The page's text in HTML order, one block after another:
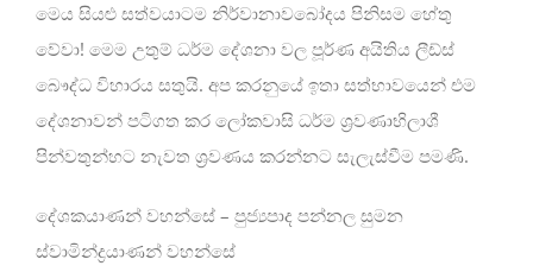
මෙය සියළු සත්වයාටම නිර්වානාවබෝදය පිනිසම හේතු
වේවා! මෙම උතුම් ධර්ම දේශනා වල පූර්ණ අයිතිය ලීඩ්ස්
බෞද්ධ විහාරය සතුයි. අප කරනුයේ ඉතා සත්භාවයෙන් එම
දේශනාවන් පටිගත කර ලෝකවාසි ධර්ම ශ්‍රවණාභිලාශී
පින්වතුන්හට නැවත ශ්‍රවණය කරන්නට සැලැස්වීම පමණි.
දේශකයාණන් වහන්සේ – පුජ්‍යපාද පන්නල සුමන
ස්වාමින්ද්‍රයාණන් වහන්සේ